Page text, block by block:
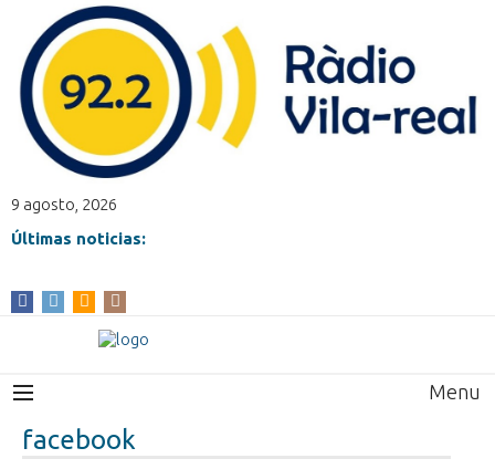
9 agosto, 2026
Últimas noticias:
Menu
facebook